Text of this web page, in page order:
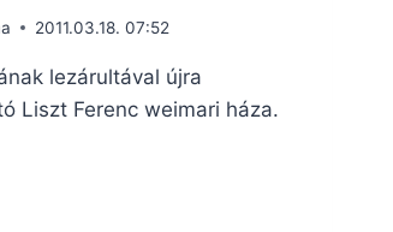
2011.03.18. 07:52
lezárultával újra
Liszt Ferenc weimari háza.